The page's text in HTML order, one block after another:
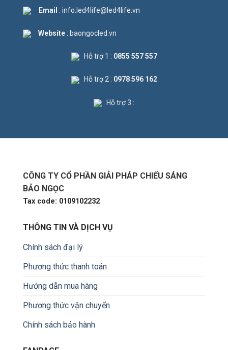
Email : info.led4life@led4life.vn
Website: baongocled.vn
Hỗ trợ 1 : 0855 557 557
Hỗ trợ 2 : 0978 596 162
Hỗ trợ 3 :
CÔNG TY CỔ PHẦN GIẢI PHÁP CHIẾU SÁNG
BẢO NGỌC
Tax code: 0109102232
THÔNG TIN VÀ DỊCH VỤ
Chính sách đại lý
Phương thức thanh toán
Hướng dẫn mua hàng
Phương thức vận chuyển
Chính sách bảo hành